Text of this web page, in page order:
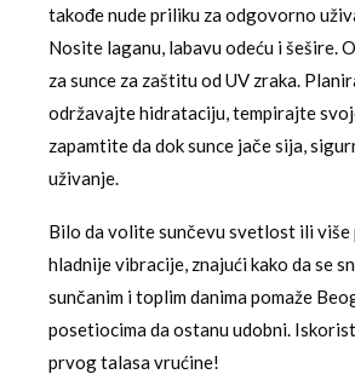
takođe nude priliku za odgovorno
Nosite laganu, labavu odeću i šešire.
za sunce za zaštitu od UV zraka.
održavajte hidrataciju, tempirajte
zapamtite da dok sunce jače sija,
uživanje.
Bilo da volite sunčevu svetlost ili
hladnije vibracije, znajući kako da se
sunčanim i toplim danima pomaže
posetiocima da ostanu udobni.
prvog talasa vrućine!